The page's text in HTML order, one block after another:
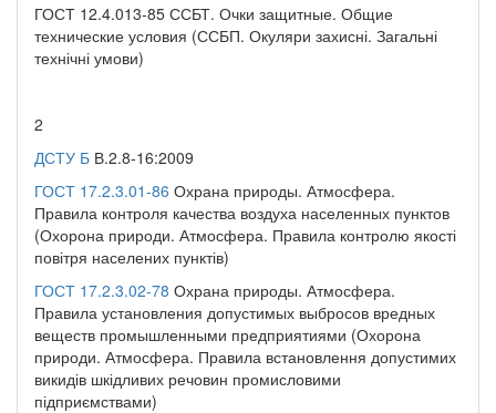
ГОСТ 12.4.013-85 ССБТ. Очки защитные. Общие
технические условия (ССБП. Окуляри захисні. Загальні
технічні умови)
2
ДСТУ Б В.2.8-16:2009
ГОСТ 17.2.3.01-86 Охрана природы. Атмосфера.
Правила контроля качества воздуха населенных пунктов
(Охорона природи. Атмосфера. Правила контролю якості
повітря населених пунктів)
ГОСТ 17.2.3.02-78 Охрана природы. Атмосфера.
Правила установления допустимых выбросов вредных
веществ промышленными предприятиями (Охорона
природи. Атмосфера. Правила встановлення допустимих
викидів шкідливих речовин промисловими
підприємствами)